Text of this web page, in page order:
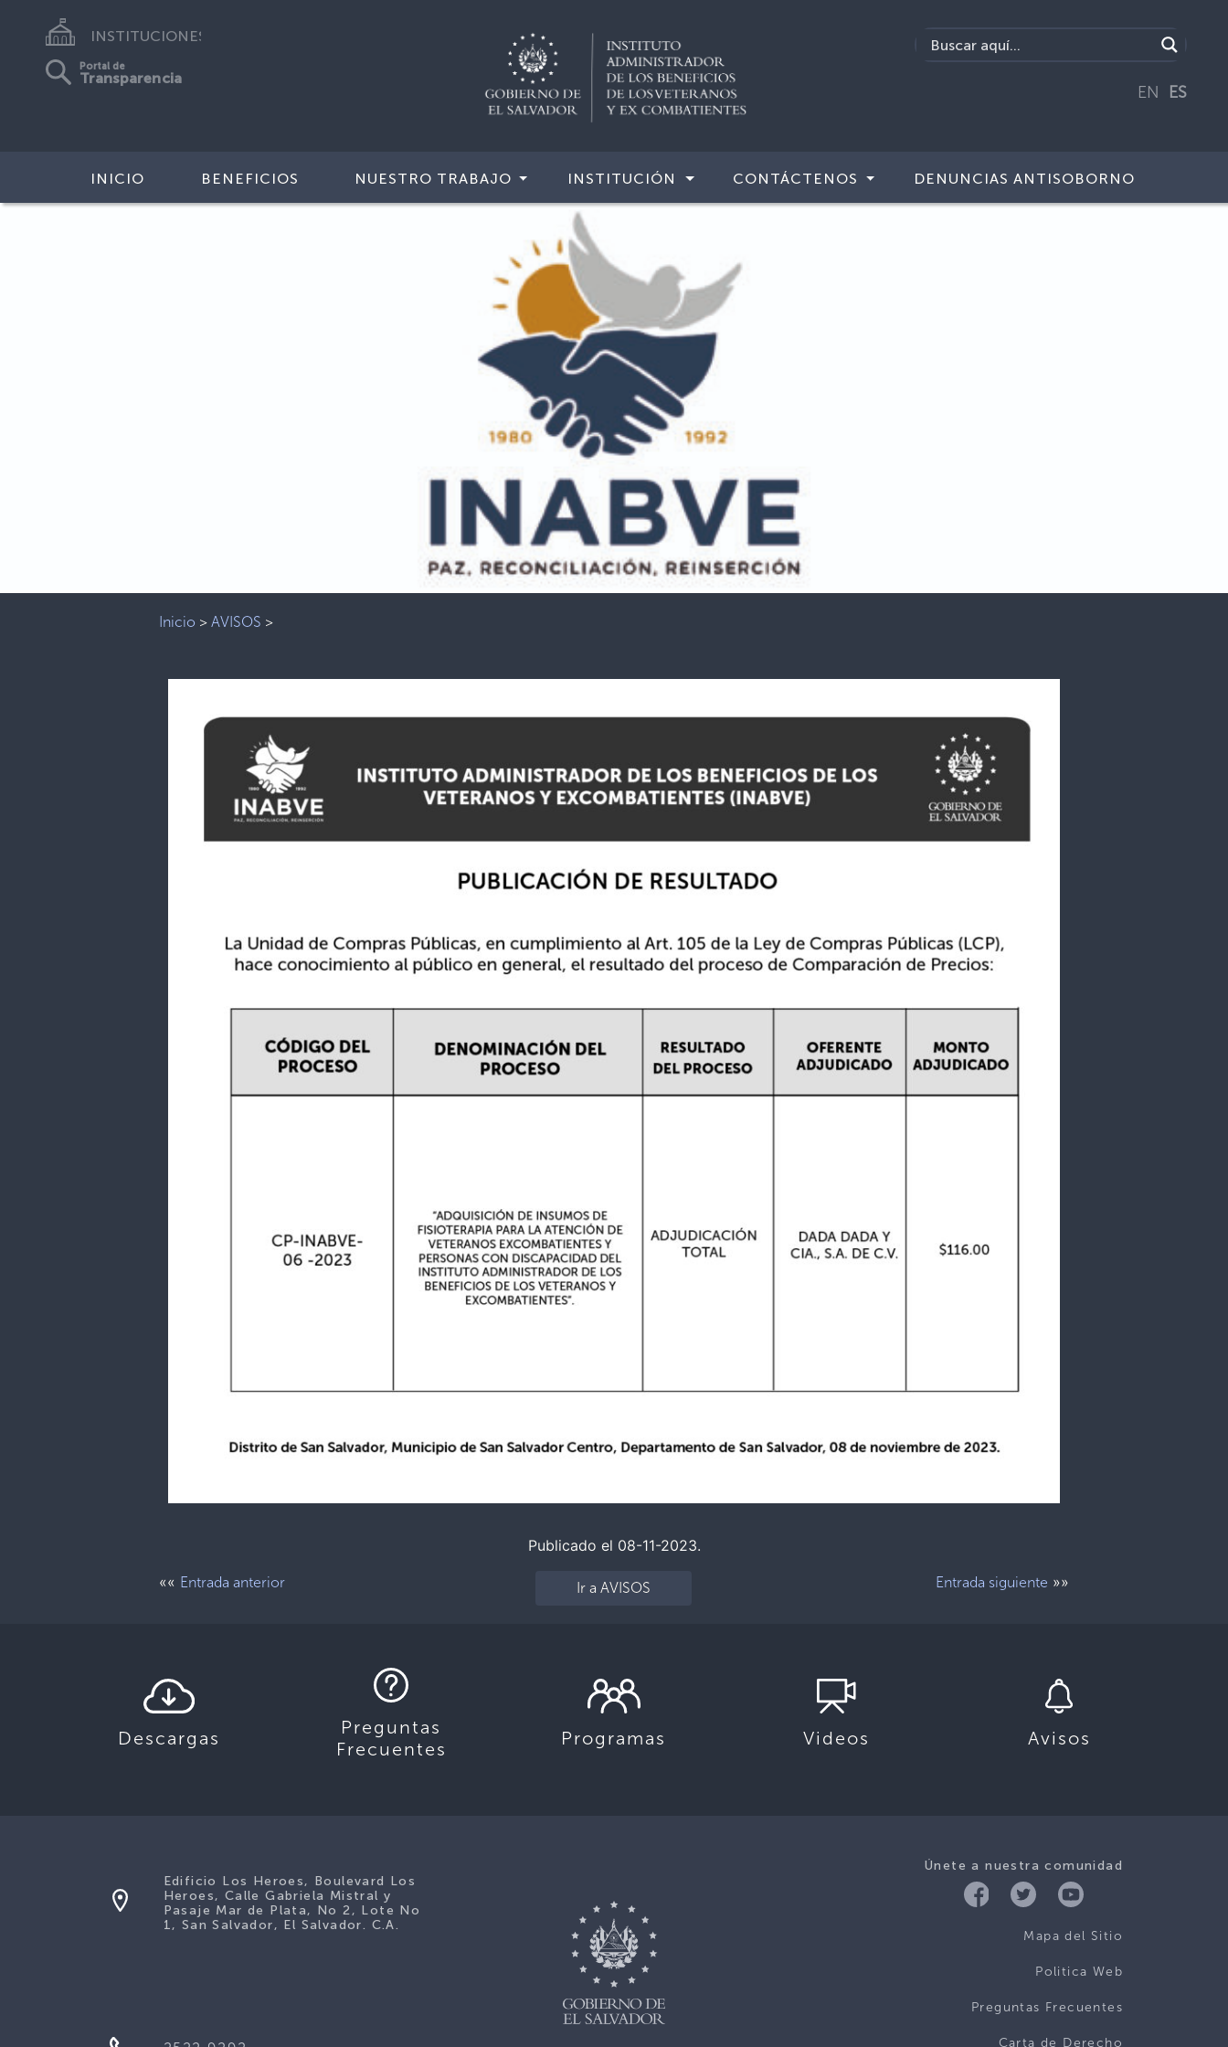
INSTITUCIONES
Portal de
Transparencia
EN ES
INICIO BENEFICIOS NUESTRO TRABAJO INSTITUCIÓN CONTÁCTENOS DENUNCIAS ANTISOBORNO
Inicio >AVISOS >
Publicado el 08-11-2023.
«« Entrada anterior Ir a AVISOS Entrada siguiente »»
Descargas
Preguntas
Frecuentes
Programas Videos Avisos
Únete a nuestra comunidad
Mapa del Sitio
Politica Web
Preguntas Frecuentes
Carta de Derecho
Edificio Los Heroes, Boulevard Los
Heroes, Calle Gabriela Mistral y
Pasaje Mar de Plata, No 2, Lote No
1, San Salvador, El Salvador. C.A.